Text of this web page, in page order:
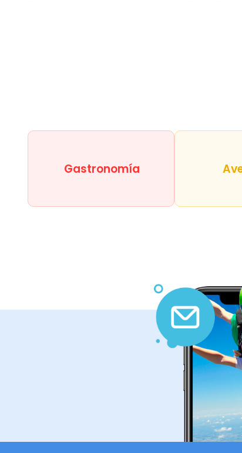
Gastronomía